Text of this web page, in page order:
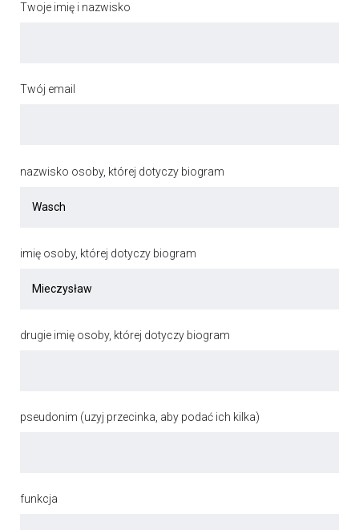
Twoje imię i nazwisko
Twój email
nazwisko osoby, której dotyczy biogram
imię osoby, której dotyczy biogram
drugie imię osoby, której dotyczy biogram
pseudonim (uzyj przecinka, aby podać ich kilka)
funkcja